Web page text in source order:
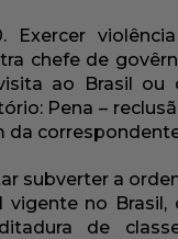
violência
chefe de
ao Brasil ou
Pena –
da
subverter a
vigente no
de